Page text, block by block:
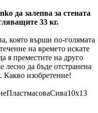
да залепва за стената
33 кг.
която върши по-голямата
на времето искате
я преместите на друго
да бъде отстранена
Какво изобретение!
ПластмасоваСива10x13